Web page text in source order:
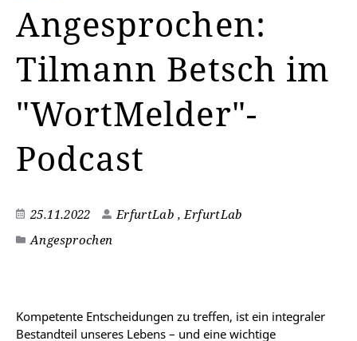
Angesprochen:
Tilmann Betsch im
"WortMelder"-
Podcast
25.11.2022 ErfurtLab ,ErfurtLab
Angesprochen
Kompetente Entscheidungen zu treffen, ist ein integraler
Bestandteil unseres Lebens – und eine wichtige